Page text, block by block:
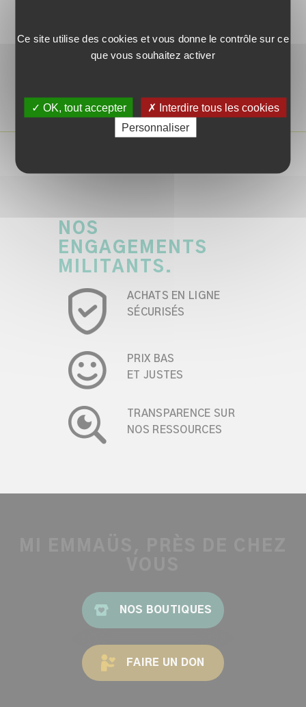
SUIVEZ-NOUS !
NOS
ENGAGEMENTS
MILITANTS.
ACHATS EN LIGNE
SÉCURISÉS
PRIX BAS
ET JUSTES
TRANSPARENCE SUR
NOS RESSOURCES
NOS BOUTIQUES
FAIRE UN DON
Ce site utilise des cookies et vous donne le contrôle sur ce
que vous souhaitez activer
✓ OK, tout accepter
✗ Interdire tous les cookies
Personnaliser